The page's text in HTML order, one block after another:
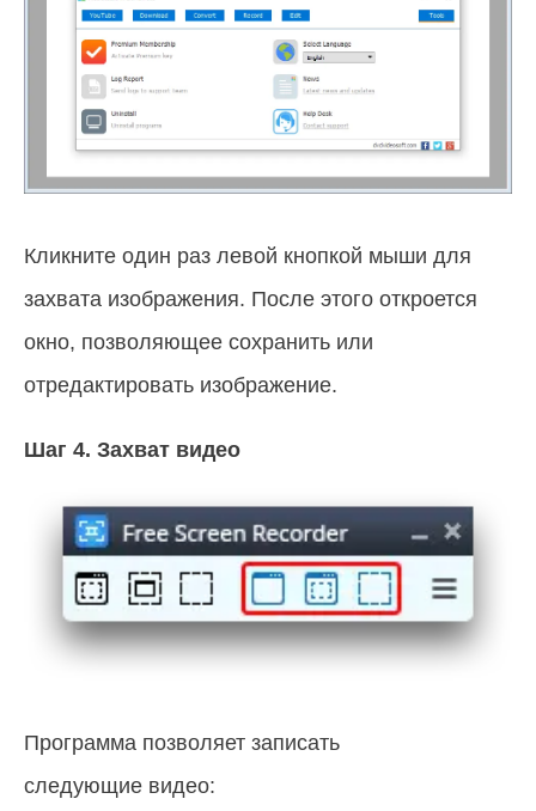
Кликните один раз левой кнопкой мыши для
захвата изображения. После этого откроется
окно, позволяющее сохранить или
отредактировать изображение.
Шаг 4. Захват видео
Программа позволяет записать
следующие видео: